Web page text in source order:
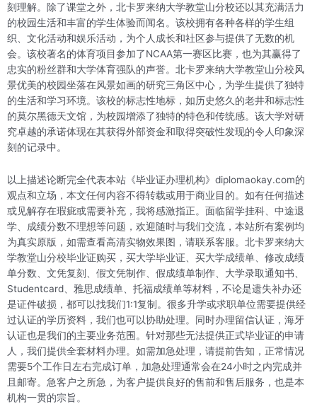
刻理解。除了课堂之外，北卡罗来纳大学教堂山分校还以其充满活力
的校园生活和丰富的学生体验而闻名。该校拥有各种各样的学生组
织、文化活动和娱乐活动，为个人成长和社区参与提供了无数的机
会。该校著名的体育项目参加了NCAA第一赛区比赛，也为其赢得了
忠实的粉丝群和大学体育强队的声誉。北卡罗来纳大学教堂山分校风
景优美的校园坐落在风景如画的研究三角区中心，为学生提供了独特
的生活和学习环境。该校的标志性地标，如历史悠久的老井和标志性
的莫尔黑德天文馆，为校园增添了独特的特色和传统感。该大学对研
究卓越的承诺体现在其获得外部资金和取得突破性发现的令人印象深
刻的记录中。
以上描述论断完全代表本站《毕业证办理机构》diplomaokay.com的
观点和立场，本文任何内容不得转载或用于商业目的。如有任何描述
或见解存在瑕疵或需要补充，我将感激指正。面临留学挂科、中途退
学、成绩分数不理想等问题，欢迎随时与我们交流，本站所有案例均
为真实原版，如需查看高清实物效果图，请联系客服。北卡罗来纳大
学教堂山分校毕业证购买，买大学毕业证、买大学成绩单、修改成绩
单分数、文凭复刻、假文凭制作、假成绩单制作、大学录取通知书、
Studentcard、雅思成绩单、托福成绩单等材料，不论是遗失补办还
是证件破损，都可以找我们1:1复制。很多升学或求职单位需要提供经
过认证的学历资料，我们也可以协助处理。同时办理留信认证，海牙
认证也是我们的主要业务范围。针对那些无法提供正式毕业证的申请
人，我们提供全套材料办理。如需加急处理，请提前告知，正常情况
需要5个工作日左右完成订单，加急处理通常会在24小时之内完成并
且邮寄。急客户之所急，为客户提供良好的售前和售后服务，也是本
机构一贯的宗旨。